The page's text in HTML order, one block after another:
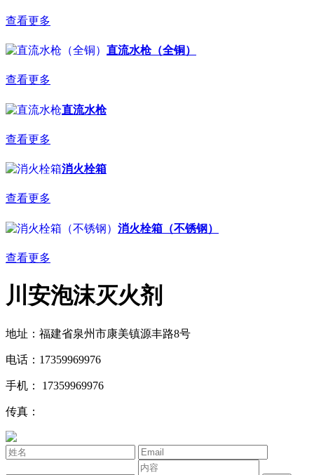
查看更多
直流水枪（全铜）
查看更多
直流水枪
查看更多
消火栓箱
查看更多
消火栓箱（不锈钢）
查看更多
川安泡沫灭火剂
地址：福建省泉州市康美镇源丰路8号
电话：17359969976
手机： 17359969976
传真：